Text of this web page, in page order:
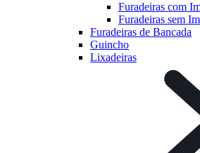
Furadeiras com
Furadeiras sem
Furadeiras de Bancada
Guincho
Lixadeiras